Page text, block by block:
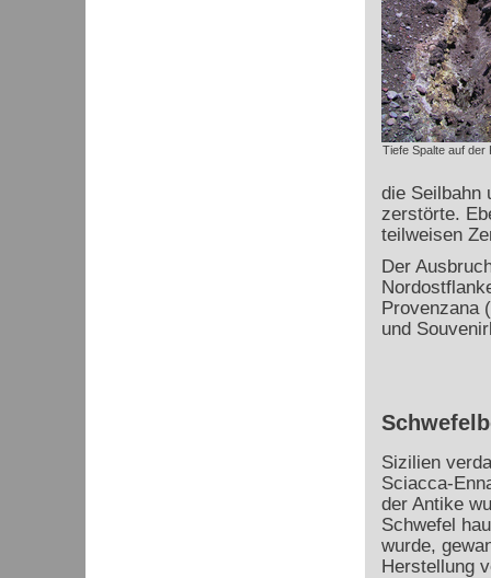
Tiefe Spalte auf der
die Seilbahn
zerstörte.
teilweisen
Der
Provenzana
und
Sizilien
Sciacca-
der Antike
Schwefel
wurde,
Herstellung